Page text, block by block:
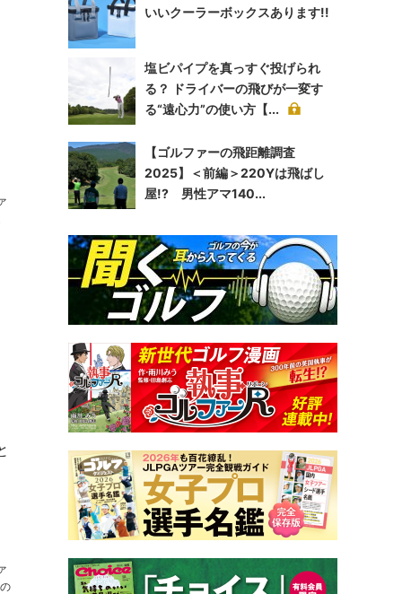
いいクーラーボックスあります!!
塩ビパイプを真っすぐ投げられ
る？ ドライバーの飛びが一変す
る“遠心力”の使い方【...
【ゴルファーの飛距離調査
2025】＜前編＞220Yは飛ばし
屋!? 男性アマ140...